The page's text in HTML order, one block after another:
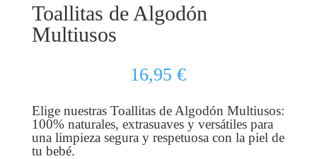
Toallitas de Algodón
Multiusos
16,95€
Elige nuestras Toallitas de Algodón Multiusos:
100% naturales, extrasuaves y versátiles para
una limpieza segura y respetuosa con la piel de
tu bebé.